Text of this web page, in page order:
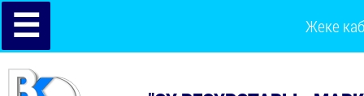
☰ Жеке